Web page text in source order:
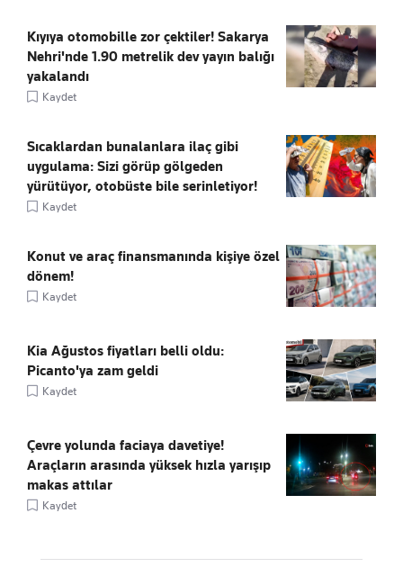
Kıyıya otomobille zor çektiler! Sakarya
Nehri'nde 1.90 metrelik dev yayın balığı
yakalandı
Kaydet
Sıcaklardan bunalanlara ilaç gibi
uygulama: Sizi görüp gölgeden
yürütüyor, otobüste bile serinletiyor!
Kaydet
Konut ve araç finansmanında kişiye özel
dönem!
Kaydet
Kia Ağustos fiyatları belli oldu:
Picanto'ya zam geldi
Kaydet
Çevre yolunda faciaya davetiye!
Araçların arasında yüksek hızla yarışıp
makas attılar
Kaydet